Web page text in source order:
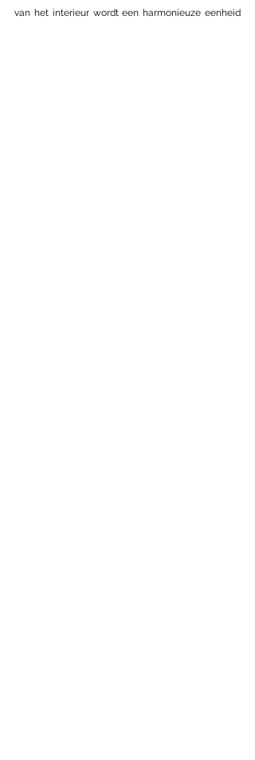
van het interieur wordt een harmonieuze eenheid